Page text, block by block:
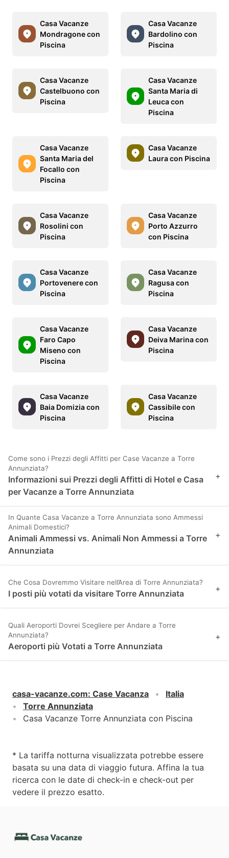
Casa Vacanze
Mondragone con
Piscina
Casa Vacanze
Bardolino con
Piscina
Casa Vacanze
Castelbuono con
Piscina
Casa Vacanze
Santa Maria di
Leuca con
Piscina
Casa Vacanze
Santa Maria del
Focallo con
Piscina
Casa Vacanze
Laura con Piscina
Casa Vacanze
Rosolini con
Piscina
Casa Vacanze
Porto Azzurro
con Piscina
Casa Vacanze
Portovenere con
Piscina
Casa Vacanze
Ragusa con
Piscina
Casa Vacanze
Faro Capo
Miseno con
Piscina
Casa Vacanze
Deiva Marina con
Piscina
Casa Vacanze
Baia Domizia con
Piscina
Casa Vacanze
Cassibile con
Piscina
Come sono i Prezzi degli Affitti per Case Vacanze a Torre
Annunziata?
Informazioni sui Prezzi degli Affitti di Hotel e Casa
per Vacanze a Torre Annunziata
+
In Quante Casa Vacanze a Torre Annunziata sono Ammessi
Animali Domestici?
Animali Ammessi vs. Animali Non Ammessi a Torre
Annunziata
+
Che Cosa Dovremmo Visitare nell’Area di Torre Annunziata?
I posti più votati da visitare Torre Annunziata +
Quali Aeroporti Dovrei Scegliere per Andare a Torre
Annunziata?
Aeroporti più Votati a Torre Annunziata
+
casa-vacanze.com: Case Vacanza
Italia
Torre Annunziata
Casa Vacanze Torre Annunziata con Piscina
* La tariffa notturna visualizzata potrebbe essere
basata su una data di viaggio futura. Affina la tua
ricerca con le date di check-in e check-out per
vedere il prezzo esatto.